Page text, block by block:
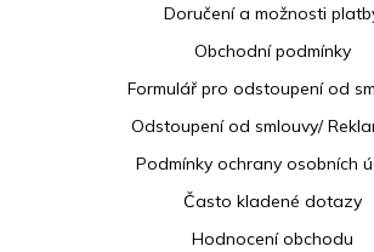
Doručení a možnosti
Obchodní podmínky
Formulář pro odstoupení od
Odstoupení od smlouvy/
Podmínky ochrany osobních
Často kladené dotazy
Hodnocení obchodu